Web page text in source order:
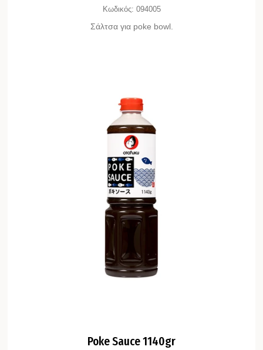
Κωδικός: 094005
Σάλτσα για poke bowl.
Poke Sauce 1140gr